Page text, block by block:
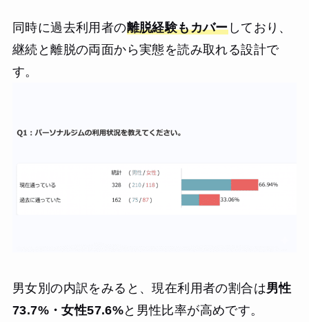
同時に過去利用者の離脱経験もカバーしており、
継続と離脱の両面から実態を読み取れる設計で
す。
男女別の内訳をみると、現在利用者の割合は男性
73.7%・女性57.6%と男性比率が高めです。